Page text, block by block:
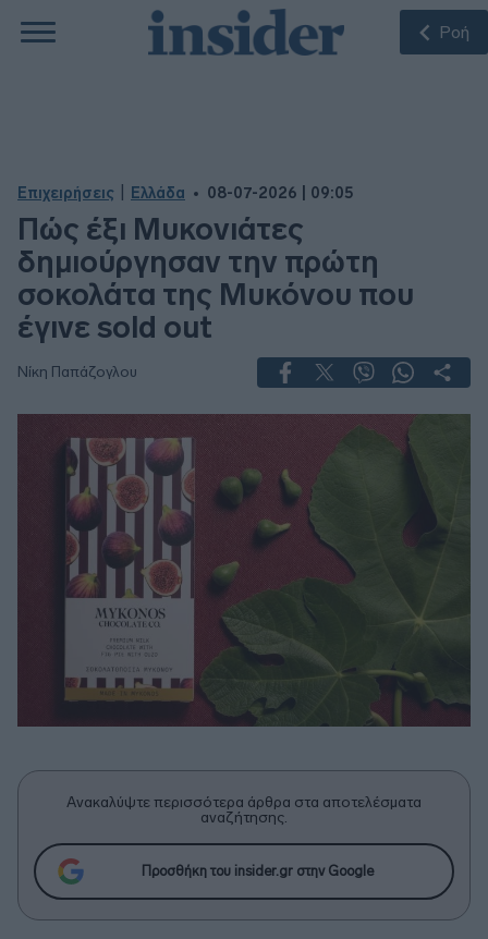
Ροή
Επιχειρήσεις Ελλάδα 08-07-2026 | 09:05
Πώς έξι Μυκονιάτες
δημιούργησαν την πρώτη
σοκολάτα της Μυκόνου που
έγινε sold out
Νίκη Παπάζογλου
Ανακαλύψτε περισσότερα άρθρα στα αποτελέσματα
αναζήτησης.
Προσθήκη του insider.gr στην Google